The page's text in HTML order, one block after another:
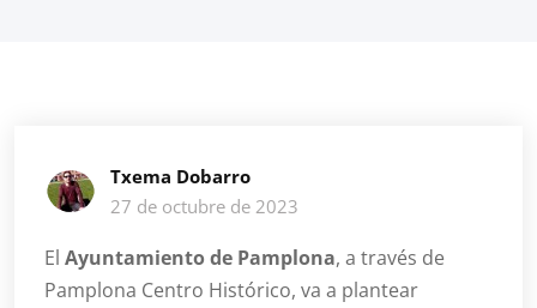
Txema Dobarro
27 de octubre de 2023
El Ayuntamiento de Pamplona, a través de
Pamplona Centro Histórico, va a plantear